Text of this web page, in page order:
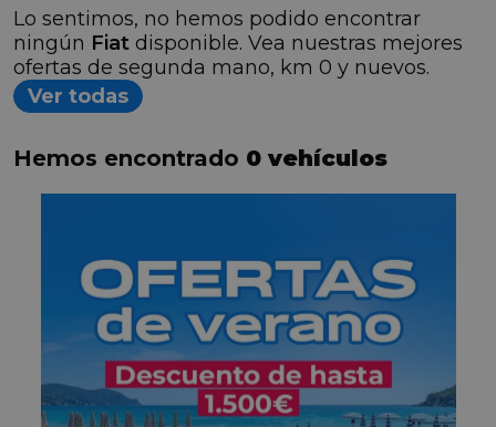
Lo sentimos, no hemos podido encontrar
ningún Fiat disponible. Vea nuestras mejores
ofertas de segunda mano, km 0 y nuevos.
Ver todas
Hemos encontrado 0 vehículos